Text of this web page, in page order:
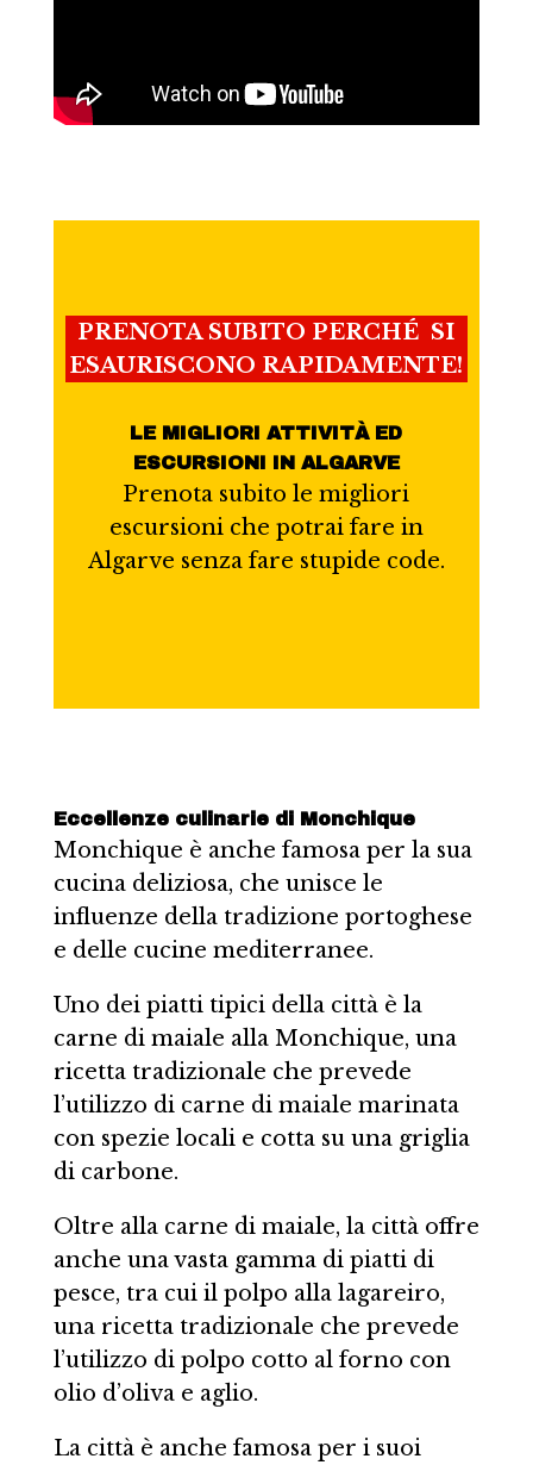
PRENOTA SUBITO PERCHÉ SI
ESAURISCONO RAPIDAMENTE!
LE MIGLIORI ATTIVITÀ ED
ESCURSIONI IN ALGARVE
Prenota subito le migliori
escursioni che potrai fare in
Algarve senza fare stupide code.
Eccellenze culinarie di Monchique
Monchique è anche famosa per la sua
cucina deliziosa, che unisce le
influenze della tradizione portoghese
e delle cucine mediterranee.
Uno dei piatti tipici della città è la
carne di maiale alla Monchique, una
ricetta tradizionale che prevede
l’utilizzo di carne di maiale marinata
con spezie locali e cotta su una griglia
di carbone.
Oltre alla carne di maiale, la città offre
anche una vasta gamma di piatti di
pesce, tra cui il polpo alla lagareiro,
una ricetta tradizionale che prevede
l’utilizzo di polpo cotto al forno con
olio d’oliva e aglio.
La città è anche famosa per i suoi